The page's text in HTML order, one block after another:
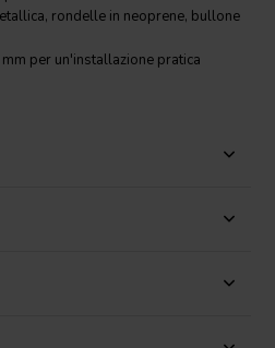
rondelle in neoprene, bullone
per un'installazione pratica
78022
alta corrente. L'avvolgimento